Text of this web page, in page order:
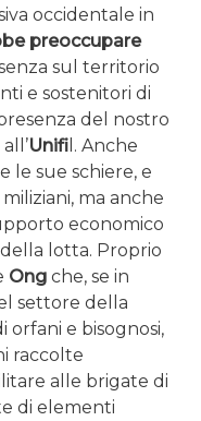
occidentale in
preoccupare
sul territorio
e sostenitori di
del nostro
Unifi l. Anche
le sue schiere, e
ma anche
economico
lotta. Proprio
Ong che, se in
settore della
orfani e bisognosi,
raccolte
alle brigate di
di elementi